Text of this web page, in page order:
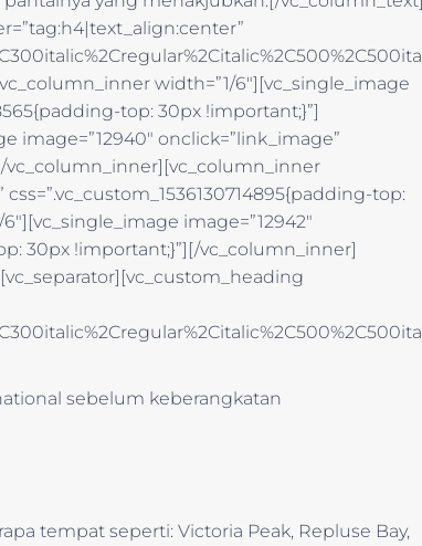
width=”1/6″][vc_single_image
top: 30px !important;}”]
image=”12940″ onclick=”link_image”
vc_column_inner][vc_column_inner
top:
image=”12942″
30px !important;}”][/vc_column_inner]
sebelum keberangkatan
tempat seperti: Victoria Peak, Repluse Bay,